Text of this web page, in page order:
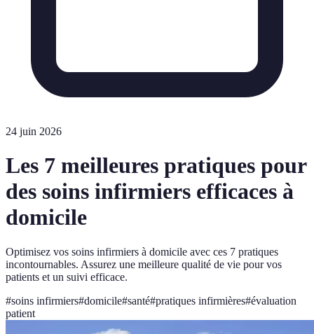
24 juin 2026
Les 7 meilleures pratiques pour
des soins infirmiers efficaces à
domicile
Optimisez vos soins infirmiers à domicile avec ces 7 pratiques
incontournables. Assurez une meilleure qualité de vie pour vos
patients et un suivi efficace.
#soins infirmiers#domicile#santé#pratiques infirmières#évaluation
patient